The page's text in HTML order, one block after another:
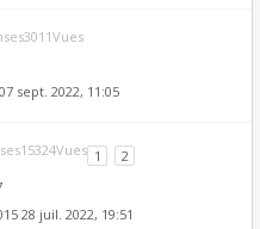
07 sept. 2022, 11:05
1
2
28 juil. 2022, 19:51